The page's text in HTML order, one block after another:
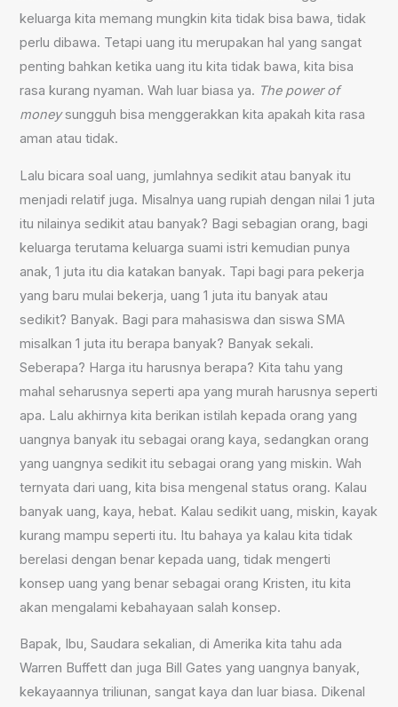
keluarga kita memang mungkin kita tidak bisa bawa, tidak
perlu dibawa. Tetapi uang itu merupakan hal yang sangat
penting bahkan ketika uang itu kita tidak bawa, kita bisa
rasa kurang nyaman. Wah luar biasa ya. The power of
moneysungguh bisa menggerakkan kita apakah kita rasa
aman atau tidak.
Lalu bicara soal uang, jumlahnya sedikit atau banyak itu
menjadi relatif juga. Misalnya uang rupiah dengan nilai 1 juta
itu nilainya sedikit atau banyak? Bagi sebagian orang, bagi
keluarga terutama keluarga suami istri kemudian punya
anak, 1 juta itu dia katakan banyak. Tapi bagi para pekerja
yang baru mulai bekerja, uang 1 juta itu banyak atau
sedikit? Banyak. Bagi para mahasiswa dan siswa SMA
misalkan 1 juta itu berapa banyak? Banyak sekali.
Seberapa? Harga itu harusnya berapa? Kita tahu yang
mahal seharusnya seperti apa yang murah harusnya seperti
apa. Lalu akhirnya kita berikan istilah kepada orang yang
uangnya banyak itu sebagai orang kaya, sedangkan orang
yang uangnya sedikit itu sebagai orang yang miskin. Wah
ternyata dari uang, kita bisa mengenal status orang. Kalau
banyak uang, kaya, hebat. Kalau sedikit uang, miskin, kayak
kurang mampu seperti itu. Itu bahaya ya kalau kita tidak
berelasi dengan benar kepada uang, tidak mengerti
konsep uang yang benar sebagai orang Kristen, itu kita
akan mengalami kebahayaan salah konsep.
Bapak, Ibu, Saudara sekalian, di Amerika kita tahu ada
Warren Buffett dan juga Bill Gates yang uangnya banyak,
kekayaannya triliunan, sangat kaya dan luar biasa. Dikenal